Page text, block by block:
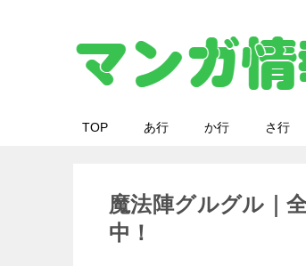
TOP あ行 か行 さ行
魔法陣グルグル｜
中！